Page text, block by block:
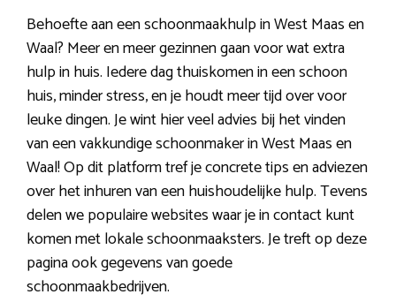
Behoefte aan een schoonmaakhulp in West Maas en
Waal? Meer en meer gezinnen gaan voor wat extra
hulp in huis. Iedere dag thuiskomen in een schoon
huis, minder stress, en je houdt meer tijd over voor
leuke dingen. Je wint hier veel advies bij het vinden
van een vakkundige schoonmaker in West Maas en
Waal! Op dit platform tref je concrete tips en adviezen
over het inhuren van een huishoudelijke hulp. Tevens
delen we populaire websites waar je in contact kunt
komen met lokale schoonmaaksters. Je treft op deze
pagina ook gegevens van goede
schoonmaakbedrijven.